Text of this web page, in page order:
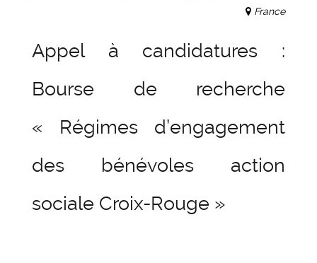
France
Appel à candidatures :
Bourse de recherche
« Régimes d’engagement
des bénévoles action
sociale Croix-Rouge »